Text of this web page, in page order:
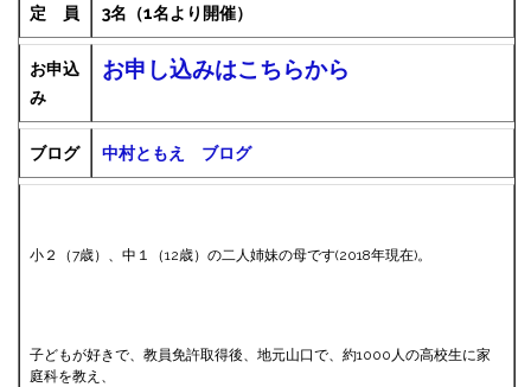
定 員 3名（1名より開催）
お申込
み
お申し込みはこちらから
ブログ 中村ともえ ブログ
小２（7歳）、中１（12歳）の二人姉妹の母です(2018年現在)。
子どもが好きで、教員免許取得後、地元山口で、約1000人の高校生に家
庭科を教え、